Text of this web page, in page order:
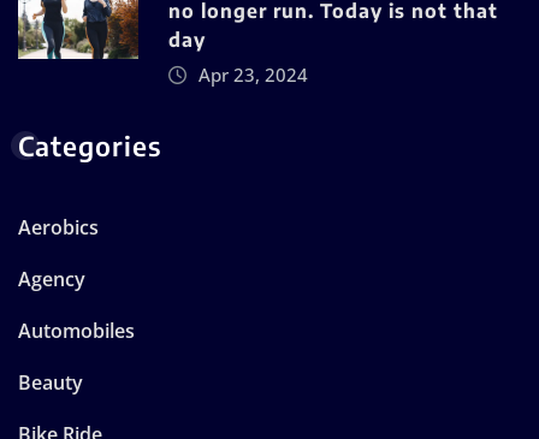
no longer run. Today is not that
day
Apr 23, 2024
Categories
Aerobics
Agency
Automobiles
Beauty